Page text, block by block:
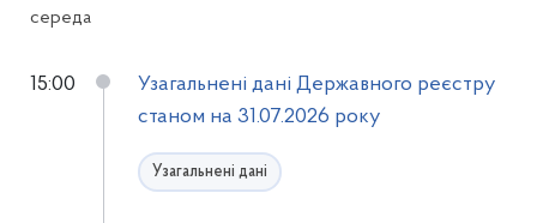
середа
15:00
Узагальнені дані Державного реєстру
станом на 31.07.2026 року
Узагальнені дані